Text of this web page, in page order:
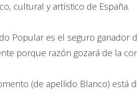
cultural y artístico de España.
Popular es el seguro
porque razón gozará de la
(de apellido Blanco)